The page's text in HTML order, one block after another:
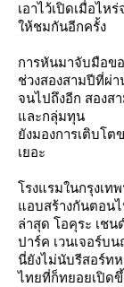
เอาไว้เปิดเมื่อไห
ห้ชมกันอีกครั้ง
การหันมาจับมือข
ช่วงสองสามปีที่ผ่า
จนไปถึงอีก สองส
ละกลุ่มทุน
งมองการเติบโต
เยอะ
รงแรมในกรุงเทพ
อบสร้างกันตอน
ล่าสุด โอคุระ เช
ปาร์ค เวนเจอร์บ
นี่ยังไม่นับรีสอร์ท
ไทยที่ก็ทยอยเปิด